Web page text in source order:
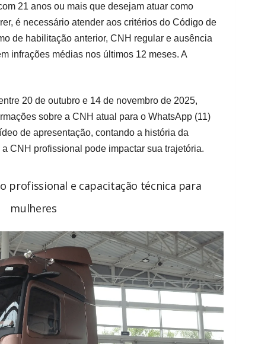
21 anos ou mais que desejam atuar como
é necessário atender aos critérios do Código de
de habilitação anterior, CNH regular e ausência
infrações médias nos últimos 12 meses. A
20 de outubro e 14 de novembro de 2025,
sobre a CNH atual para o WhatsApp (11)
de apresentação, contando a história da
CNH profissional pode impactar sua trajetória.
profissional e capacitação técnica para
mulheres